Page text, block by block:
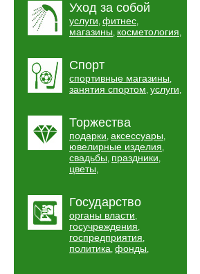
Уход за собой
услуги, фитнес,
магазины, косметология,
Спорт
спортивные магазины,
занятия спортом, услуги,
Торжества
подарки, аксессуары,
ювелирные изделия,
свадьбы, праздники,
цветы,
Государство
органы власти,
госучреждения,
госпредприятия,
политика, фонды,